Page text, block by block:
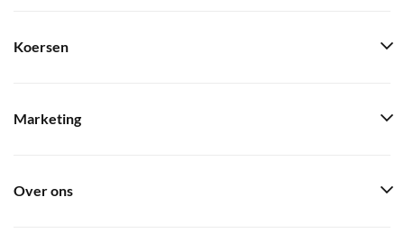
Koersen
Marketing
Over ons